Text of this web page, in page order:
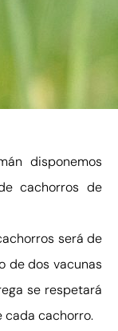
disponemos
cachorros de
será de
de dos vacunas
se respetará
cada cachorro.